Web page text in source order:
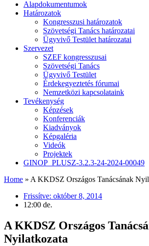
Alapdokumentumok
Határozatok
Kongresszusi határozatok
Szövetségi Tanács határozatai
Ügyvivő Testület határozatai
Szervezet
SZEF kongresszusai
Szövetségi Tanács
Ügyvivő Testület
Érdekegyeztetés fórumai
Nemzetközi kapcsolataink
Tevékenység
Képzések
Konferenciák
Kiadványok
Képgaléria
Videók
Projektek
GINOP_PLUSZ-3.2.3-24-2024-00049
Home » A KKDSZ Országos Tanácsának
Frissítve: október 8, 2014
12:00 de.
A KKDSZ Országos
Nyilatkozata